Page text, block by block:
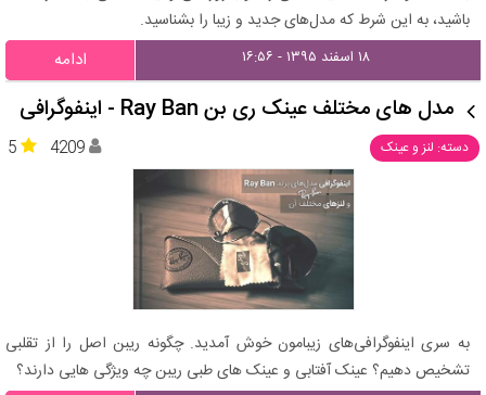
باشید، به این شرط که مدل‌های جدید و زیبا را بشناسید.
۱۸ اسفند ۱۳۹۵ - ۱۶:۵۶ ادامه
مدل های مختلف عینک ری بن Ray Ban - اینفوگرافی
دسته: لنز و عینک 5 4209
به سری اینفوگرافی‌های زیبامون خوش آمدید. چگونه ریبن اصل را از تقلبی
تشخیص دهیم؟ عینک آفتابی و عینک های طبی ریبن چه ویژگی هایی دارند؟